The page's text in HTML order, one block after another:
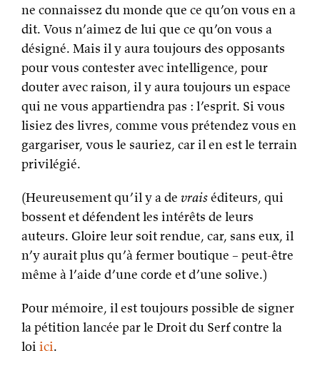
ne connaissez du monde que ce qu’on vous en a
dit. Vous n’aimez de lui que ce qu’on vous a
désigné. Mais il y aura toujours des opposants
pour vous contester avec intelligence, pour
douter avec raison, il y aura toujours un espace
qui ne vous appartiendra pas : l’esprit. Si vous
lisiez des livres, comme vous prétendez vous en
gargariser, vous le sauriez, car il en est le terrain
privilégié.
(Heureusement qu’il y a de vraiséditeurs, qui
bossent et défendent les intérêts de leurs
auteurs. Gloire leur soit rendue, car, sans eux, il
n’y aurait plus qu’à fermer boutique – peut-être
même à l’aide d’une corde et d’une solive.)
Pour mémoire, il est toujours possible de signer
la pétition lancée par le Droit du Serf contre la
loi ici.